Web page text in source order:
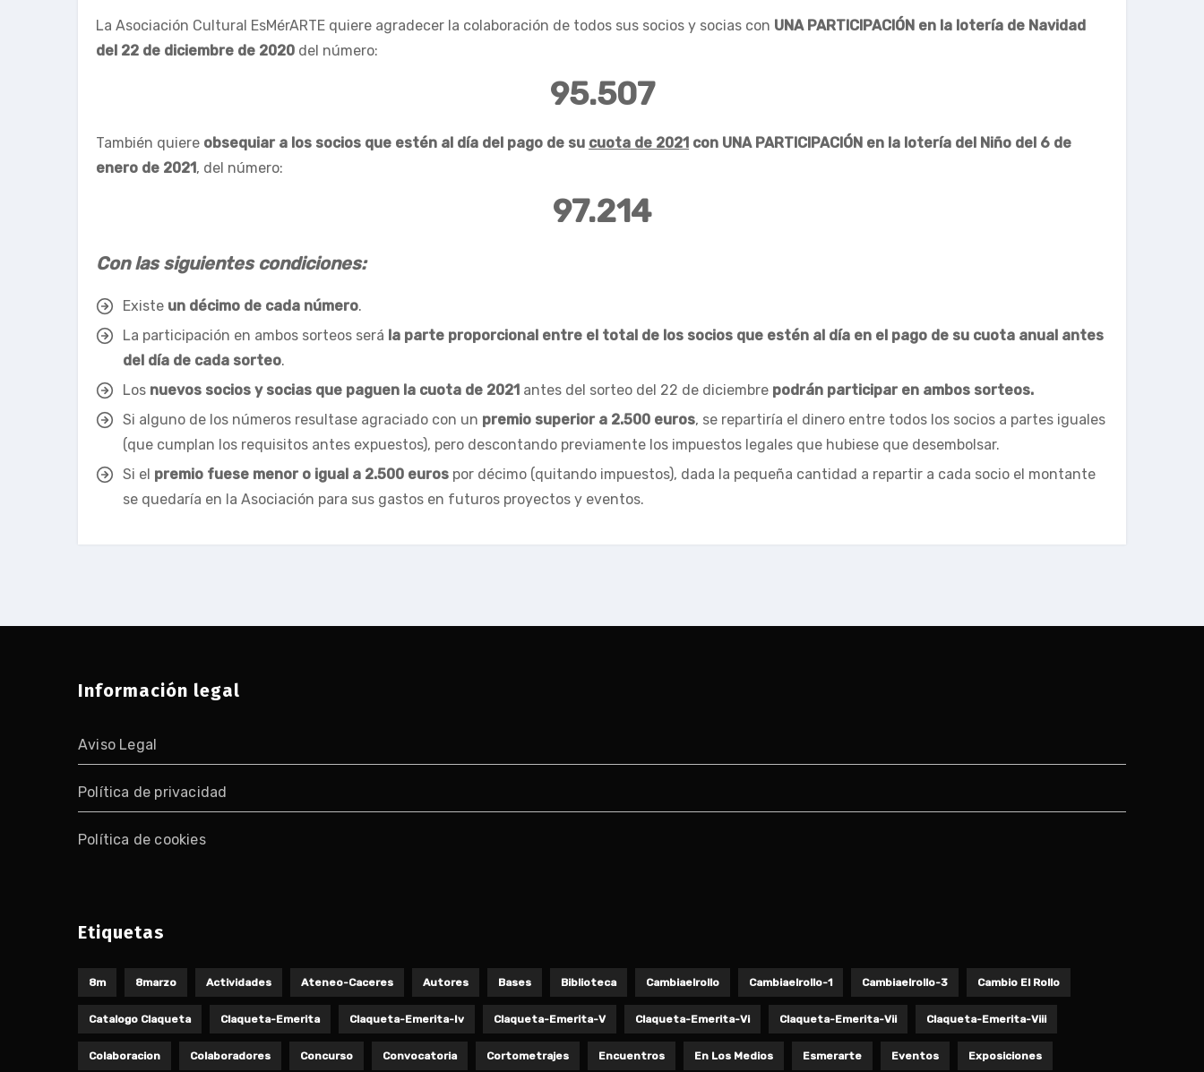
La Asociación Cultural EsMérARTE quiere agradecer la colaboración de todos sus socios y socias con UNA PARTICIPACIÓN en la lotería de Navidad
del 22 de diciembre de 2020 del número:
95.507
También quiere obsequiar a los socios que estén al día del pago de su cuota de 2021 con UNA PARTICIPACIÓN en la lotería del Niño del 6 de
enero de 2021, del número:
97.214
Con las siguientes condiciones:
Existe un décimo de cada número.
La participación en ambos sorteos será la parte proporcional entre el total de los socios que estén al día en el pago de su cuota anual antes
del día de cada sorteo.
Los nuevos socios y socias que paguen la cuota de 2021 antes del sorteo del 22 de diciembre podrán participar en ambos sorteos.
Si alguno de los números resultase agraciado con un premio superior a 2.500 euros, se repartiría el dinero entre todos los socios a partes iguales
(que cumplan los requisitos antes expuestos), pero descontando previamente los impuestos legales que hubiese que desembolsar.
Si el premio fuese menor o igual a 2.500 euros por décimo (quitando impuestos), dada la pequeña cantidad a repartir a cada socio el montante
se quedaría en la Asociación para sus gastos en futuros proyectos y eventos.
Información legal
Aviso Legal
Política de privacidad
Política de cookies
Etiquetas
8m 8marzo Actividades Ateneo-Caceres Autores Bases Biblioteca Cambiaelrollo Cambiaelrollo-1 Cambiaelrollo-3 Cambio El Rollo
Catalogo Claqueta Claqueta-Emerita Claqueta-Emerita-Iv Claqueta-Emerita-V Claqueta-Emerita-Vi Claqueta-Emerita-Vii Claqueta-Emerita-Viii
Colaboracion Colaboradores Concurso Convocatoria Cortometrajes Encuentros En Los Medios Esmerarte Eventos Exposiciones